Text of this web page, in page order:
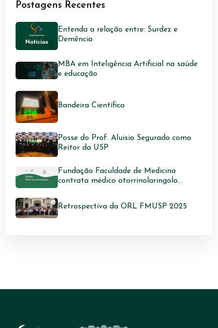
Postagens Recentes
Entenda a relação entre: Surdez e
Demência
MBA em Inteligência Artificial na saúde
e educação
Bandeira Científica
Posse do Prof. Aluisio Segurado como
Reitor da USP
Fundação Faculdade de Medicina
contrata médico otorrinolaringolo...
Retrospectiva da ORL FMUSP 2025